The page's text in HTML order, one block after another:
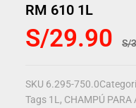
RM 610 1L
S/29.90 S/
SKU 6.295-750.0
Tags 1L , CHAMPÚ PARA